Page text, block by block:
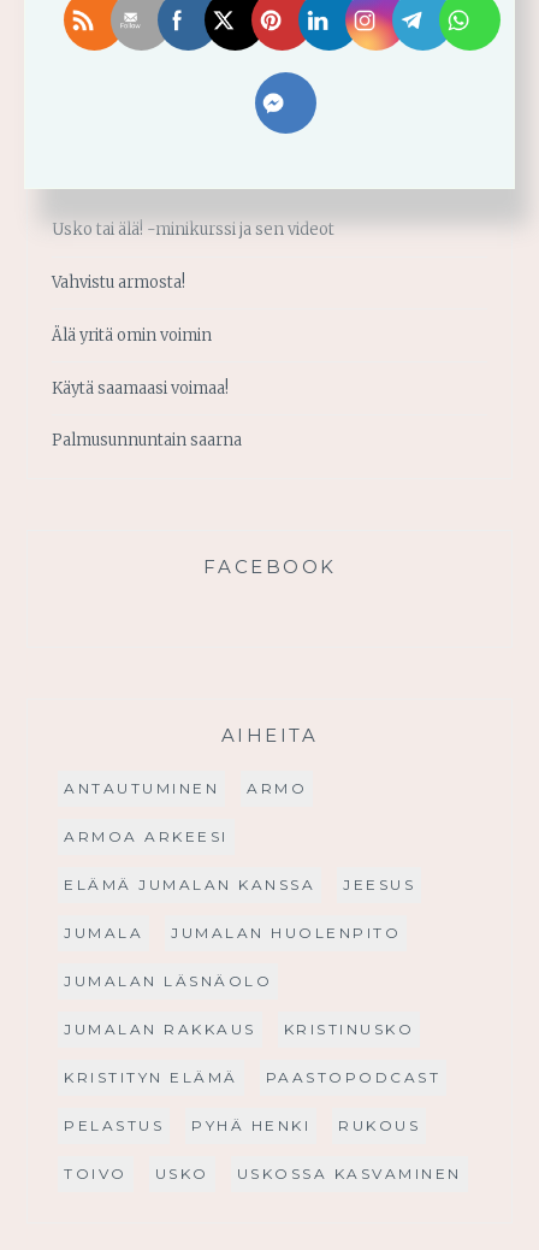
Usko tai älä! -minikurssi ja sen videot
Vahvistu armosta!
Älä yritä omin voimin
Käytä saamaasi voimaa!
Palmusunnuntain saarna
FACEBOOK
AIHEITA
ANTAUTUMINEN ARMO
ARMOA ARKEESI
ELÄMÄ JUMALAN KANSSA JEESUS
JUMALA JUMALAN HUOLENPITO
JUMALAN LÄSNÄOLO
JUMALAN RAKKAUS KRISTINUSKO
KRISTITYN ELÄMÄ PAASTOPODCAST
PELASTUS PYHÄ HENKI RUKOUS
TOIVO USKO USKOSSA KASVAMINEN